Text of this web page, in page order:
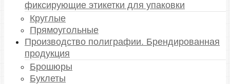
фиксирующие этикетки для упаковки
Круглые
Прямоугольные
Производство полиграфии. Брендированная
продукция
Брошюры
Буклеты